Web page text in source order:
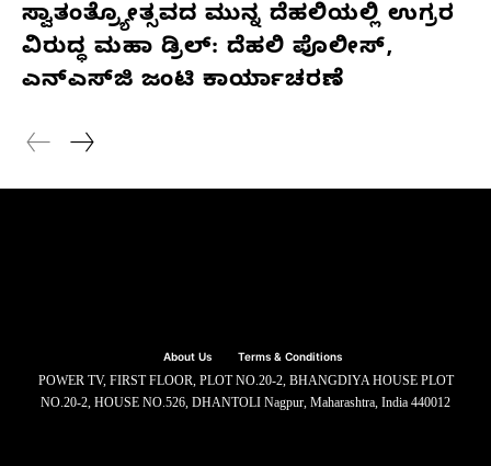
ಸ್ವಾತಂತ್ರ್ಯೋತ್ಸವದ ಮುನ್ನ ದೆಹಲಿಯಲ್ಲಿ ಉಗ್ರರ
ವಿರುದ್ಧ ಮಹಾ ಡ್ರಿಲ್: ದೆಹಲಿ ಪೊಲೀಸ್,
ಎನ್‌ಎಸ್‌ಜಿ ಜಂಟಿ ಕಾರ್ಯಾಚರಣೆ
About Us Terms & Conditions
POWER TV, FIRST FLOOR, PLOT NO.20-2, BHANGDIYA HOUSE PLOT
NO.20-2, HOUSE NO.526, DHANTOLI Nagpur, Maharashtra, India 440012